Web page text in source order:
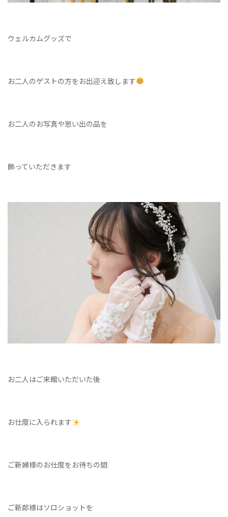
ウェルカムグッズで
お二人のゲストの方をお出迎え致します
お二人のお写真や思い出の品を
飾っていただきます
お二人はご来館いただいた後
お仕度に入られます
ご新婦様のお仕度をお待ちの間
ご新郎様はソロショットを